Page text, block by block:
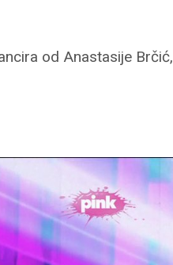
od Anastasije Brčić,